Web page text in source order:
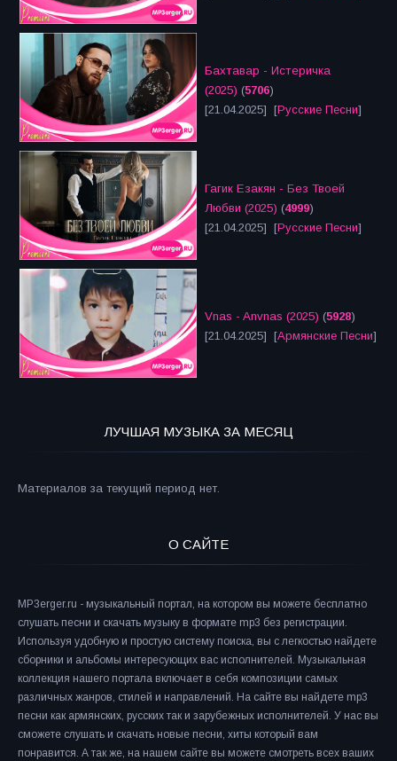
Бахтавар - Истеричка
(2025) (5706)
[21.04.2025] [Русские Песни]
Гагик Езакян - Без Твоей
Любви (2025) (4999)
[21.04.2025] [Русские Песни]
Vnas - Anvnas (2025) (5928)
[21.04.2025] [Армянские Песни]
ЛУЧШАЯ МУЗЫКА ЗА МЕСЯЦ
Материалов за текущий период нет.
О САЙТЕ
MP3erger.ru - музыкальный портал, на котором вы можете бесплатно
слушать песни и скачать музыку в формате mp3 без регистрации.
Используя удобную и простую систему поиска, вы с легкостью найдете
сборники и альбомы интересующих вас исполнителей. Музыкальная
коллекция нашего портала включает в себя композиции самых
различных жанров, стилей и направлений. На сайте вы найдете mp3
песни как армянских, русских так и зарубежных исполнителей. У нас вы
сможете слушать и скачать новые песни, хиты который вам
понравится. А так же, на нашем сайте вы можете смотреть всех ваших